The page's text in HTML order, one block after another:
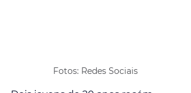
Fotos: Redes Sociais